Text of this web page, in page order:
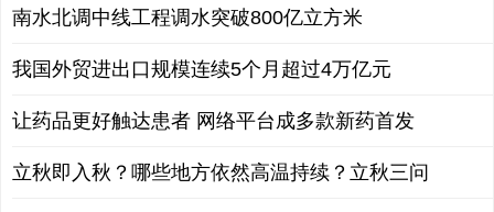
南水北调中线工程调水突破800亿立方米
我国外贸进出口规模连续5个月超过4万亿元
让药品更好触达患者 网络平台成多款新药首发
立秋即入秋？哪些地方依然高温持续？立秋三问